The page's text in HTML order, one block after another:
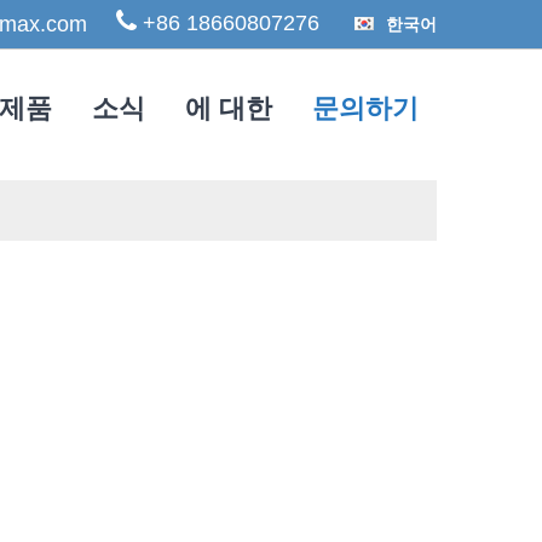
+86 18660807276 한국어
제품 소식 에 대한 문의하기